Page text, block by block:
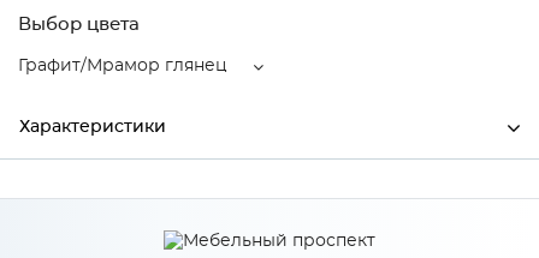
Выбор цвета
Графит/Мрамор глянец
Характеристики
Производитель МиФ
Графит/Мрамор глянец